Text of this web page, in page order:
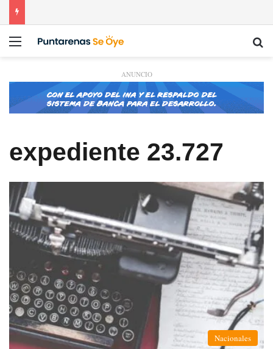
Menú
ANUNCIO
expediente 23.727
Nacionales